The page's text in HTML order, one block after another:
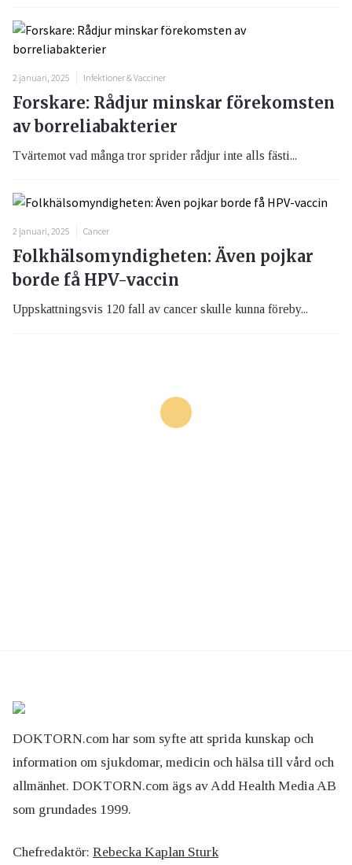
2 januari, 2025 Infektioner & Vacciner
Forskare: Rådjur minskar förekomsten
av borreliabakterier
Tvärtemot vad många tror sprider rådjur inte alls fästi...
2 januari, 2025 Cancer
Folkhälsomyndigheten: Även pojkar
borde få HPV-vaccin
Uppskattningsvis 120 fall av cancer skulle kunna föreby...
DOKTORN.com har som syfte att sprida kunskap och
information om sjukdomar, medicin och hälsa till vård och
allmänhet. DOKTORN.com ägs av Add Health Media AB
som grundades 1999.
Chefredaktör: Rebecka Kaplan Sturk